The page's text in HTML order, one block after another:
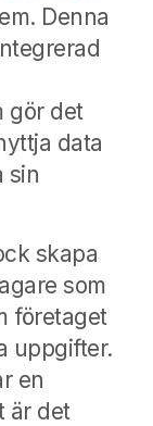
Denna
gör det
data
sin
skapa
som
företaget
uppgifter.
en
är det